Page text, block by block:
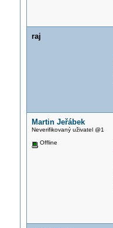
raj
Martin Jeřábek
Neverifikovaný uživatel @1
Offline